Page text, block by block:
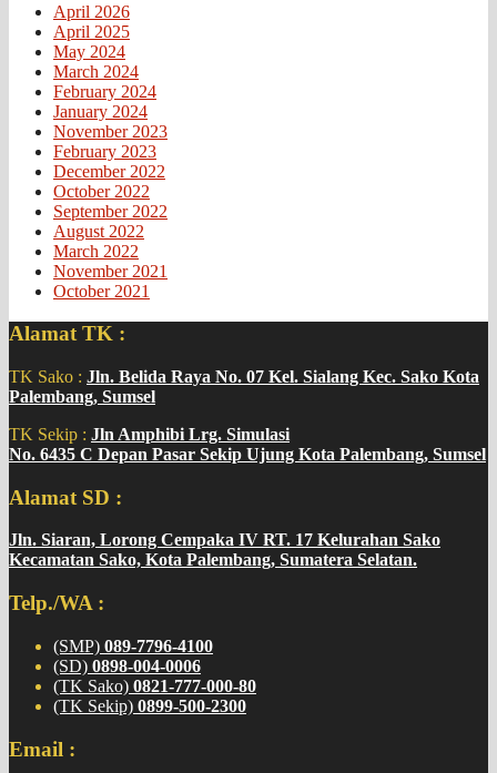
April 2026
April 2025
May 2024
March 2024
February 2024
January 2024
November 2023
February 2023
December 2022
October 2022
September 2022
August 2022
March 2022
November 2021
October 2021
Alamat TK :
TK Sako : Jln. Belida Raya No. 07 Kel. Sialang Kec. Sako Kota
Palembang, Sumsel
TK Sekip : Jln Amphibi Lrg. Simulasi
No. 6435 C Depan Pasar Sekip Ujung Kota Palembang, Sumsel
Alamat SD :
Jln. Siaran, Lorong Cempaka IV RT. 17 Kelurahan Sako
Kecamatan Sako, Kota Palembang, Sumatera Selatan.
Telp./WA :
(SMP) 089-7796-4100
(SD) 0898-004-0006
(TK Sako) 0821-777-000-80
(TK Sekip) 0899-500-2300
Email :